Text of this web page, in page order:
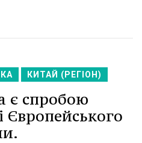
КИТАЙ (РЕГІОН)
є спробою
Європейського